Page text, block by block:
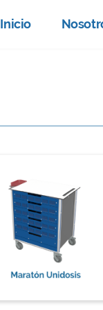
Inicio